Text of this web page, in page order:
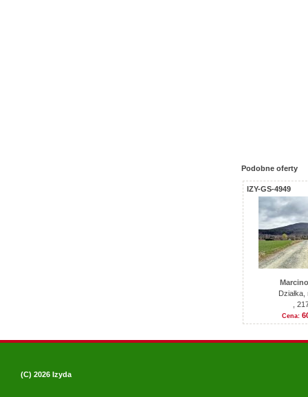
Podobne oferty
IZY-GS-4949
,
Cena:
(C) 2026 Izyda